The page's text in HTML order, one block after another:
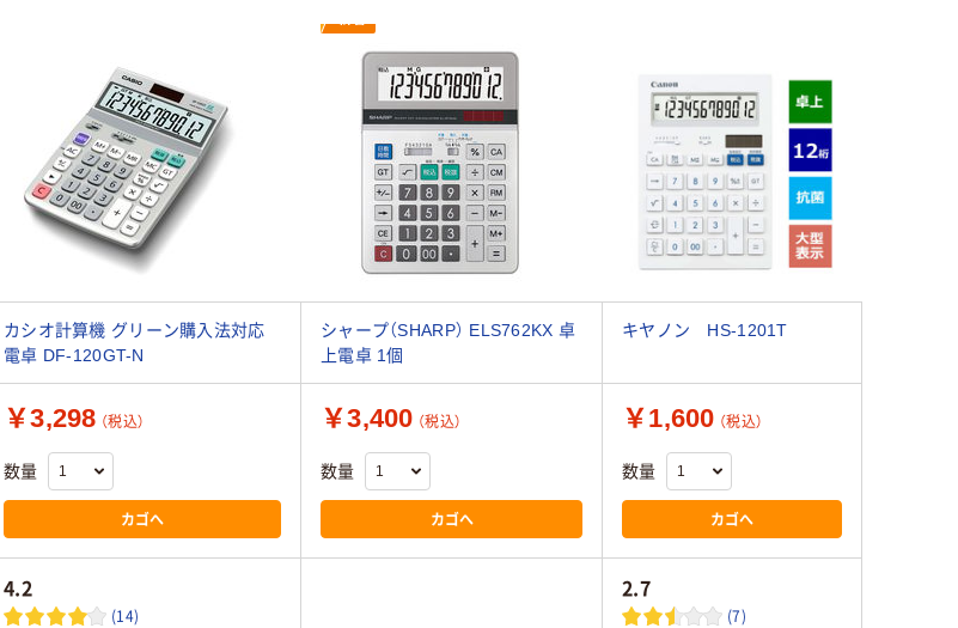
カシオ計算機 グリーン購入法対応
電卓 DF-120GT-N
シャープ（SHARP） ELS762KX 卓
上電卓 1個
キヤノン HS-1201T
￥3,298 （税込）
数量
カゴへ
￥3,400 （税込）
数量
カゴへ
￥1,600 （税込）
数量
カゴへ
4.2
(14)
2.7
(7)